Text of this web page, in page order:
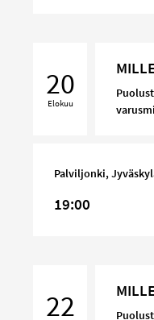
20
Elokuu
Palviljonki,
19:00
22